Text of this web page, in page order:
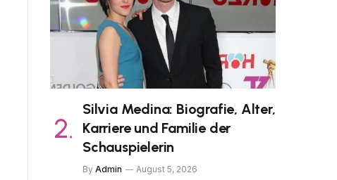
Silvia Medina: Biografie, Alter,
Karriere und Familie der
Schauspielerin
By Admin August 5, 2026